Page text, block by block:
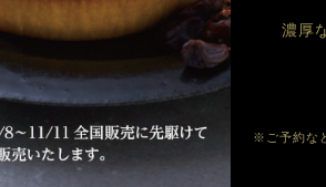
濃厚
※ご予約な